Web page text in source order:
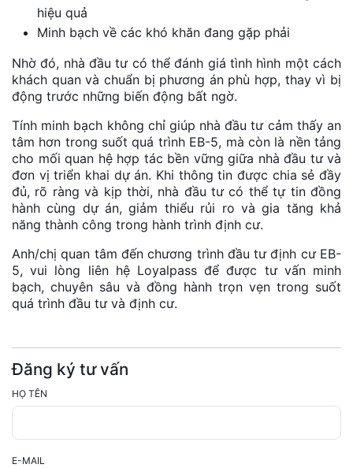
hiệu quả
Minh bạch về các khó khăn đang gặp phải
Nhờ đó, nhà đầu tư có thể đánh giá tình hình một cách
khách quan và chuẩn bị phương án phù hợp, thay vì bị
động trước những biến động bất ngờ.
Tính minh bạch không chỉ giúp nhà đầu tư cảm thấy an
tâm hơn trong suốt quá trình EB-5, mà còn là nền tảng
cho mối quan hệ hợp tác bền vững giữa nhà đầu tư và
đơn vị triển khai dự án. Khi thông tin được chia sẻ đầy
đủ, rõ ràng và kịp thời, nhà đầu tư có thể tự tin đồng
hành cùng dự án, giảm thiểu rủi ro và gia tăng khả
năng thành công trong hành trình định cư.
Anh/chị quan tâm đến chương trình đầu tư định cư EB-
5, vui lòng liên hệ Loyalpass để được tư vấn minh
bạch, chuyên sâu và đồng hành trọn vẹn trong suốt
quá trình đầu tư và định cư.
Đăng ký tư vấn
HỌ TÊN
E-MAIL